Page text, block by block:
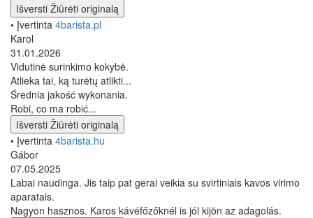
Išversti Žiūrėti originalą
• Įvertinta 4barista.pl
Karol
31.01.2026
Vidutinė surinkimo kokybė.
Atlieka tai, ką turėtų atlikti...
Średnia jakość wykonania.
Robi, co ma robić...
Išversti Žiūrėti originalą
• Įvertinta 4barista.hu
Gábor
07.05.2025
Labai naudinga. Jis taip pat gerai veikia su svirtiniais kavos virimo
aparatais.
Nagyon hasznos. Karos kávéfőzőknél is jól kijön az adagolás.